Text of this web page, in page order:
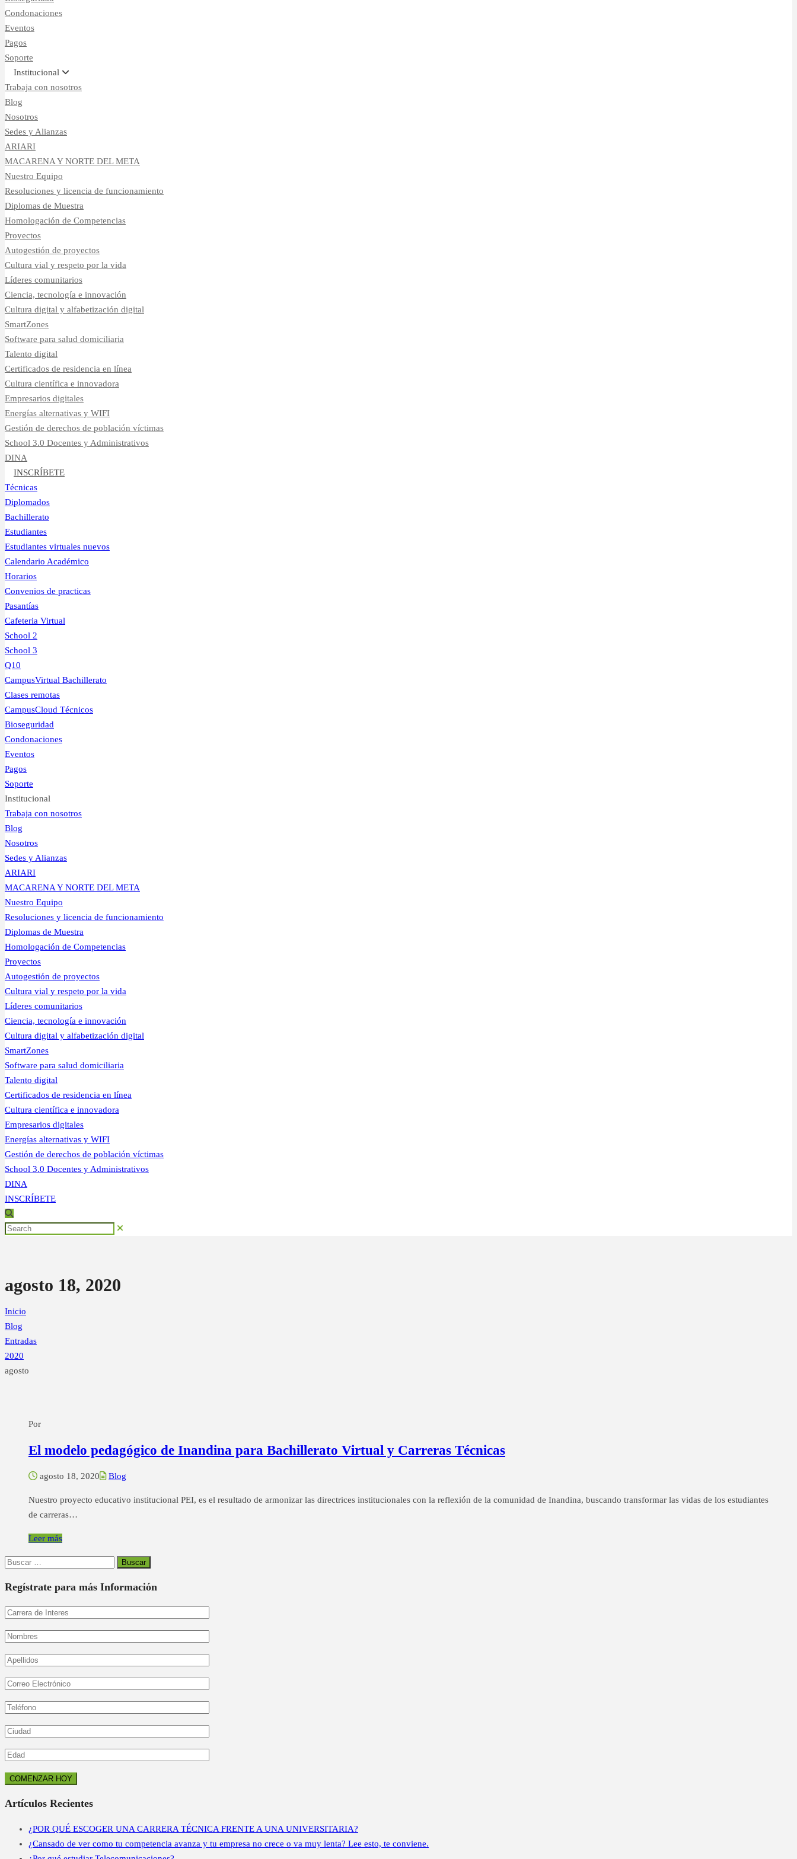
Condonaciones
Eventos
Pagos
Soporte
Institucional
Trabaja con nosotros
Blog
Nosotros
Sedes y Alianzas
ARIARI
MACARENA Y NORTE DEL META
Nuestro Equipo
Resoluciones y licencia de funcionamiento
Diplomas de Muestra
Homologación de Competencias
Proyectos
Autogestión de proyectos
Cultura vial y respeto por la vida
Líderes comunitarios
Ciencia, tecnología e innovación
Cultura digital y alfabetización digital
SmartZones
Software para salud domiciliaria
Talento digital
Certificados de residencia en línea
Cultura científica e innovadora
Empresarios digitales
Energías alternativas y WIFI
Gestión de derechos de población víctimas
School 3.0 Docentes y Administrativos
DINA
INSCRÍBETE
Técnicas
Diplomados
Bachillerato
Estudiantes
Estudiantes virtuales nuevos
Calendario Académico
Horarios
Convenios de practicas
Pasantías
Cafeteria Virtual
School 2
School 3
Q10
CampusVirtual Bachillerato
Clases remotas
CampusCloud Técnicos
Bioseguridad
Condonaciones
Eventos
Pagos
Soporte
Institucional
Trabaja con nosotros
Blog
Nosotros
Sedes y Alianzas
ARIARI
MACARENA Y NORTE DEL META
Nuestro Equipo
Resoluciones y licencia de funcionamiento
Diplomas de Muestra
Homologación de Competencias
Proyectos
Autogestión de proyectos
Cultura vial y respeto por la vida
Líderes comunitarios
Ciencia, tecnología e innovación
Cultura digital y alfabetización digital
SmartZones
Software para salud domiciliaria
Talento digital
Certificados de residencia en línea
Cultura científica e innovadora
Empresarios digitales
Energías alternativas y WIFI
Gestión de derechos de población víctimas
School 3.0 Docentes y Administrativos
DINA
INSCRÍBETE
agosto 18, 2020
Inicio
Blog
Entradas
2020
agosto
Por
El modelo pedagógico de Inandina para Bachillerato Virtual y Carreras Técnicas
agosto 18, 2020 Blog
Nuestro proyecto educativo institucional PEI, es el resultado de armonizar las directrices institucionales con la reflexión de la comunidad de Inandina, buscando transformar las vidas de los estudiantes
de carreras…
Leer más
Buscar:
Regístrate para más Información
Artículos Recientes
¿POR QUÉ ESCOGER UNA CARRERA TÉCNICA FRENTE A UNA UNIVERSITARIA?
¿Cansado de ver como tu competencia avanza y tu empresa no crece o va muy lenta? Lee esto, te conviene.